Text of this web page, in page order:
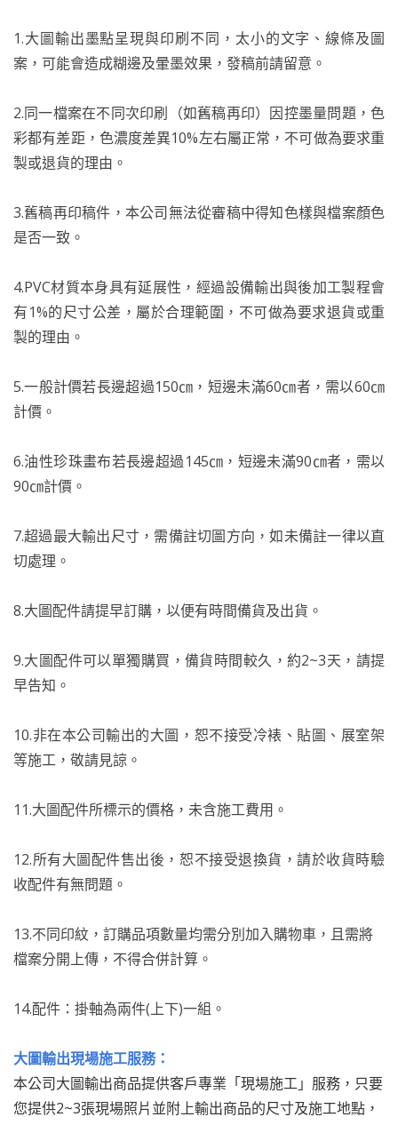
1.大圖輸出墨點呈現與印刷不同，太小的文字、線條及圖
案，可能會造成糊邊及暈墨效果，發稿前請留意。
2.同一檔案在不同次印刷（如舊稿再印）因控墨量問題，色
彩都有差距，色濃度差異10%左右屬正常，不可做為要求重
製或退貨的理由。
3.舊稿再印稿件，本公司無法從審稿中得知色樣與檔案顏色
是否一致。
4.PVC材質本身具有延展性，經過設備輸出與後加工製程會
有1%的尺寸公差，屬於合理範圍，不可做為要求退貨或重
製的理由。
5.一般計價若長邊超過150㎝，短邊未滿60㎝者，需以60㎝
計價。
6.油性珍珠畫布若長邊超過145㎝，短邊未滿90㎝者，需以
90㎝計價。
7.超過最大輸出尺寸，需備註切圖方向，如未備註一律以直
切處理。
8.大圖配件請提早訂購，以便有時間備貨及出貨。
9.大圖配件可以單獨購買，備貨時間較久，約2~3天，請提
早告知。
10.非在本公司輸出的大圖，恕不接受冷裱、貼圖、展室架
等施工，敬請見諒。
11.大圖配件所標示的價格，未含施工費用。
12.所有大圖配件售出後，恕不接受退換貨，請於收貨時驗
收配件有無問題。
13.不同印紋，訂購品項數量均需分別加入購物車，且需將
檔案分開上傳，不得合併計算。
14.配件：掛軸為兩件(上下)一組。
大圖輸出現場施工服務：
本公司大圖輸出商品提供客戶專業「現場施工」服務，只要
您提供2~3張現場照片並附上輸出商品的尺寸及施工地點，